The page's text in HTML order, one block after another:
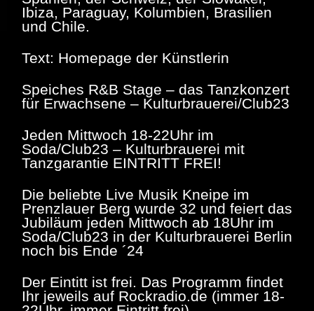
Ibiza, Paraguay, Kolumbien, Brasilien
und Chile.
Text: Homepage der Künstlerin
Speiches R&B Stage – das Tanzkonzert
für Erwachsene – Kulturbrauerei/Club23
Jeden Mittwoch 18-22Uhr im
Soda/Club23 – Kulturbrauerei mit
Tanzgarantie EINTRITT FREI!
Die beliebte Live Musik Kneipe im
Prenzlauer Berg wurde 32 und feiert das
Jubiläum jeden Mittwoch ab 18Uhr im
Soda/Club23 in der Kulturbrauerei Berlin
noch bis Ende ´24
Der Eintitt ist frei. Das Programm findet
Ihr jeweils auf Rockradio.de (immer 18-